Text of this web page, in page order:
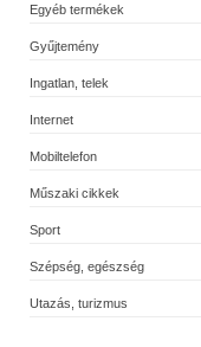
Egyéb termékek
Gyűjtemény
Ingatlan, telek
Internet
Mobiltelefon
Műszaki cikkek
Sport
Szépség, egészség
Utazás, turizmus